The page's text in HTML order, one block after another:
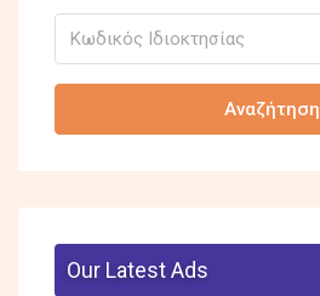
Αναζήτηση
Our Latest Ads